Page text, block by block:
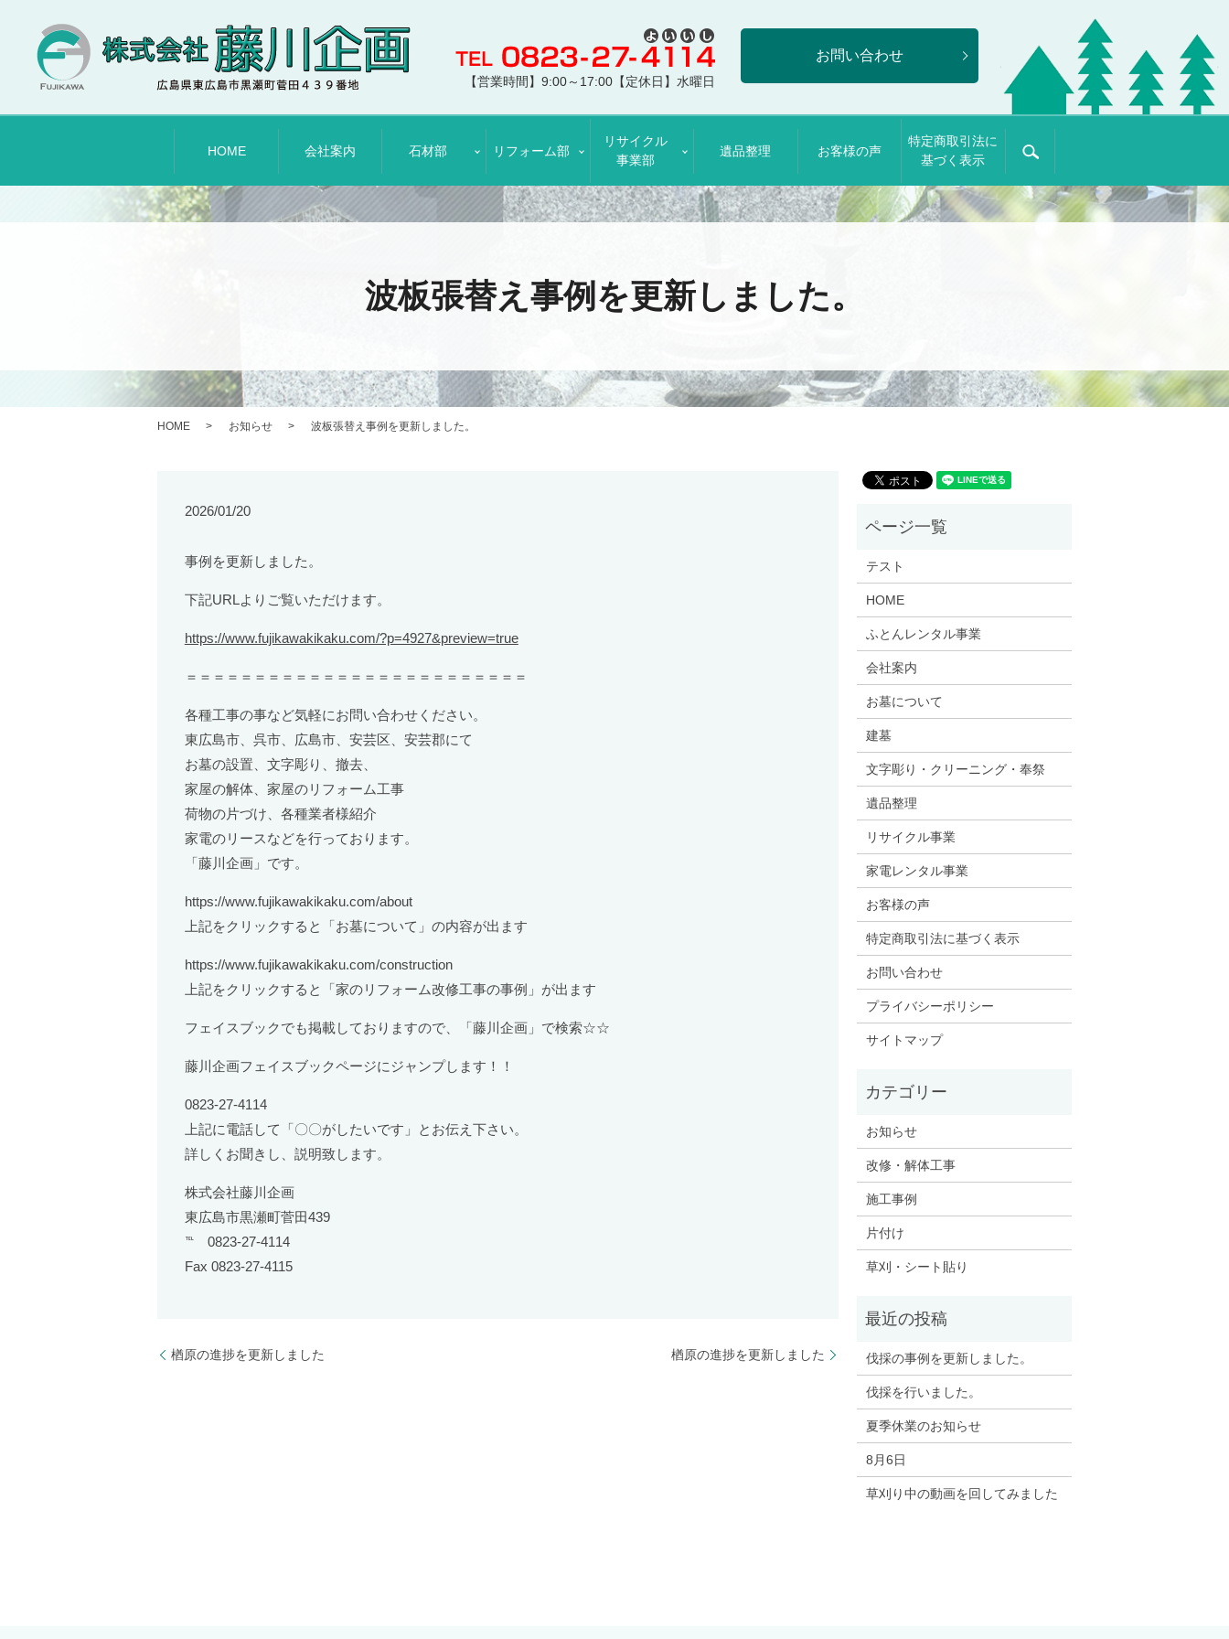
【営業時間】9:00～17:00【定休日】水曜日
お問い合わせ
HOME 会社案内 石材部 リフォーム部
リサイクル
事業部
遺品整理 お客様の声
特定商取引法に
基づく表示
波板張替え事例を更新しました。
HOME お知らせ 波板張替え事例を更新しました。
2026/01/20
事例を更新しました。
下記URLよりご覧いただけます。
https://www.fujikawakikaku.com/?p=4927&preview=true
＝＝＝＝＝＝＝＝＝＝＝＝＝＝＝＝＝＝＝＝＝＝＝＝＝
各種工事の事など気軽にお問い合わせください。
東広島市、呉市、広島市、安芸区、安芸郡にて
お墓の設置、文字彫り、撤去、
家屋の解体、家屋のリフォーム工事
荷物の片づけ、各種業者様紹介
家電のリースなどを行っております。
「藤川企画」です。
https://www.fujikawakikaku.com/about
上記をクリックすると「お墓について」の内容が出ます
https://www.fujikawakikaku.com/construction
上記をクリックすると「家のリフォーム改修工事の事例」が出ます
フェイスブックでも掲載しておりますので、「藤川企画」で検索☆☆
藤川企画フェイスブックページにジャンプします！！
0823-27-4114
上記に電話して「〇〇がしたいです」とお伝え下さい。
詳しくお聞きし、説明致します。
株式会社藤川企画
東広島市黒瀬町菅田439
℡ 0823-27-4114
Fax 0823-27-4115
楢原の進捗を更新しました 楢原の進捗を更新しました
テスト
HOME
ふとんレンタル事業
会社案内
お墓について
建墓
文字彫り・クリーニング・奉祭
遺品整理
リサイクル事業
家電レンタル事業
お客様の声
特定商取引法に基づく表示
お問い合わせ
プライバシーポリシー
サイトマップ
お知らせ
改修・解体工事
施工事例
片付け
草刈・シート貼り
伐採の事例を更新しました。
伐採を行いました。
夏季休業のお知らせ
8月6日
草刈り中の動画を回してみました